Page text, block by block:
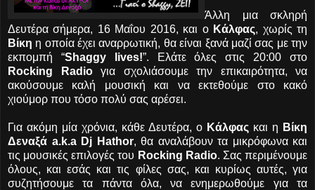
Άλλη μια σκληρή
Δευτέρα σήμερα, 16 Μαΐου 2016, και ο Κάλφας, χωρίς τη
Βίκη η οποία έχει αναρρωτική, θα είναι ξανά μαζί σας με την
εκπομπή “Shaggy lives!”. Ελάτε όλες στις 20:00 στο
Rocking Radioγια σχολιάσουμε την επικαιρότητα, να
ακούσουμε καλή μουσική και να εκτεθούμε στο κακό
χιούμορ που τόσο πολύ σας αρέσει.
Για ακόμη μία χρόνια, κάθε Δευτέρα, ο Κάλφας και η Βίκη
Δεναξά a.k.a Dj Hathor, θα αναλάβουν τα μικρόφωνα και
τις μουσικές επιλογές του Rocking Radio. Σας περιμένουμε
όλους, και εσάς και τις φίλες σας, και κυρίως αυτές, για
συζητήσουμε τα πάντα όλα, να ενημερωθούμε για τα